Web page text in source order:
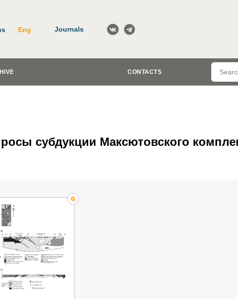
Eng Journals
CONTACTS
субдукции Максютовского